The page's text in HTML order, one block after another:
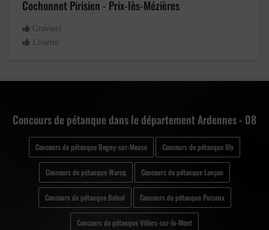
Cochonnet Pirisien - Prix-lès-Mézières
Graviers
Lissette
Concours de pétanque dans le département Ardennes - 08
Concours de pétanque Bogny-sur-Meuse Concours de pétanque Illy
Concours de pétanque Warcq Concours de pétanque Lançon
Concours de pétanque Belval Concours de pétanque Puiseux
Concours de pétanque Villers-sur-le-Mont